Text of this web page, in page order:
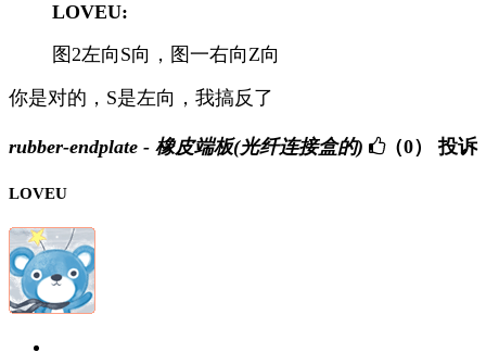
LOVEU:
图2左向S向，图一右向Z向
你是对的，S是左向，我搞反了
rubber-endplate - 橡皮端板(光纤连接盒的) （0） 投诉
LOVEU